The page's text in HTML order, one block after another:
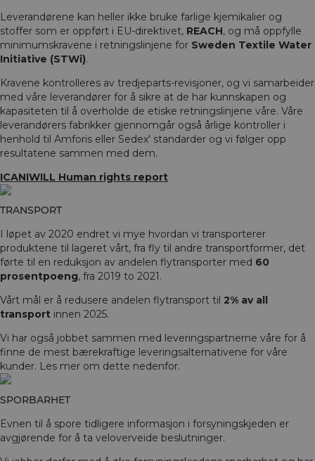
Leverandørene kan heller ikke bruke farlige kjemikalier og
stoffer som er oppført i EU-direktivet, REACH, og må oppfylle
minimumskravene i retningslinjene for Sweden Textile Water
Initiative (STWi).
Kravene kontrolleres av tredjeparts-revisjoner, og vi samarbeider
med våre leverandører for å sikre at de har kunnskapen og
kapasiteten til å overholde de etiske retningslinjene våre. Våre
leverandørers fabrikker gjennomgår også årlige kontroller i
henhold til Amforis eller Sedex' standarder og vi følger opp
resultatene sammen med dem.
ICANIWILL Human rights report
TRANSPORT
I løpet av 2020 endret vi mye hvordan vi transporterer
produktene til lageret vårt, fra fly til andre transportformer, det
førte til en reduksjon av andelen flytransporter med 60
prosentpoeng, fra 2019 to 2021.
Vårt mål er å redusere andelen flytransport til 2% av all
transport innen 2025.
Vi har også jobbet sammen med leveringspartnerne våre for å
finne de mest bærekraftige leveringsalternativene for våre
kunder. Les mer om dette nedenfor.
SPORBARHET
Evnen til å spore tidligere informasjon i forsyningskjeden er
avgjørende for å ta veloverveide beslutninger.